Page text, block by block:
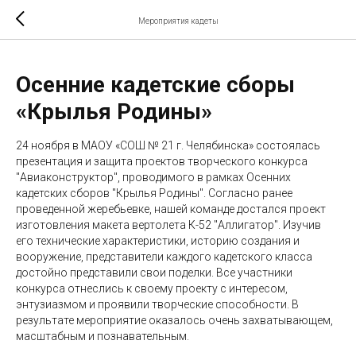
Мероприятия кадеты
Осенние кадетские сборы
«Крылья Родины»
24 ноября в МАОУ «СОШ № 21 г. Челябинска» состоялась
презентация и защита проектов творческого конкурса
"Авиаконструктор", проводимого в рамках Осенних
кадетских сборов "Крылья Родины". Согласно ранее
проведенной жеребьевке, нашей команде достался проект
изготовления макета вертолета К-52 "Аллигатор". Изучив
его технические характеристики, историю создания и
вооружение, представители каждого кадетского класса
достойно представили свои поделки. Все участники
конкурса отнеслись к своему проекту с интересом,
энтузиазмом и проявили творческие способности. В
результате мероприятие оказалось очень захватывающем,
масштабным и познавательным.